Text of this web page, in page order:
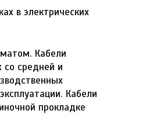
в электрических
Кабели
со средней и
Кабели
прокладке